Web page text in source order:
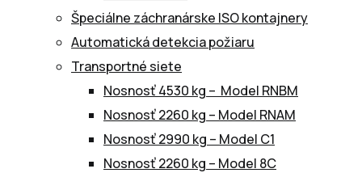
Špeciálne záchranárske ISO kontajnery
Automatická detekcia požiaru
Transportné siete
Nosnosť 4530 kg – Model RNBM
Nosnosť 2260 kg – Model RNAM
Nosnosť 2990 kg – Model C1
Nosnosť 2260 kg – Model 8C